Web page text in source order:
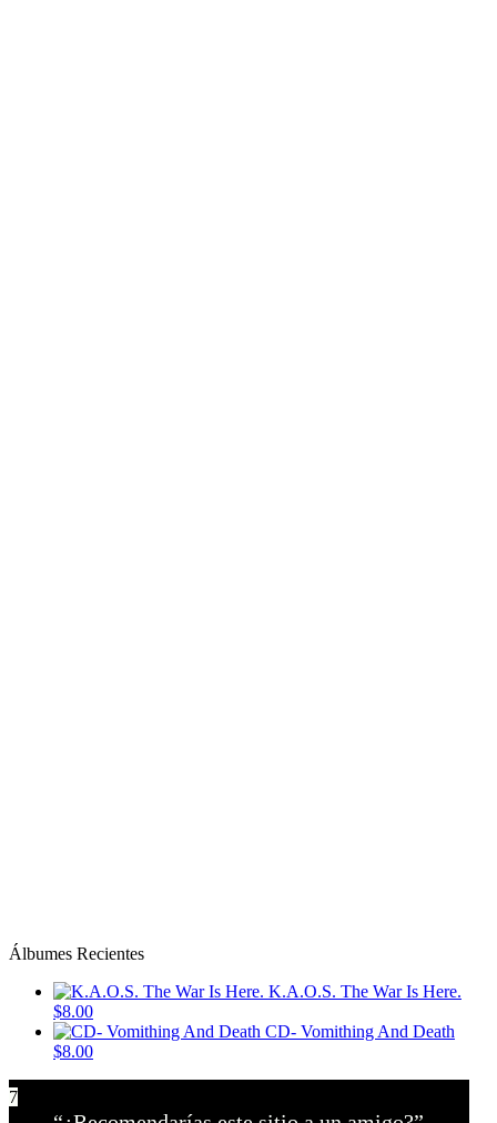
Álbumes Recientes
K.A.O.S. The War Is Here.
$8.00
CD- Vomithing And Death
$8.00
7